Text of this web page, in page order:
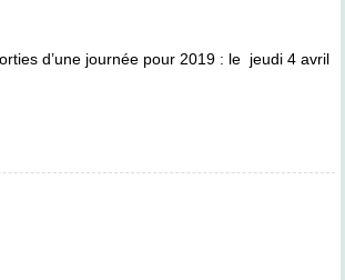
d’une journée pour 2019 : le jeudi 4 avril